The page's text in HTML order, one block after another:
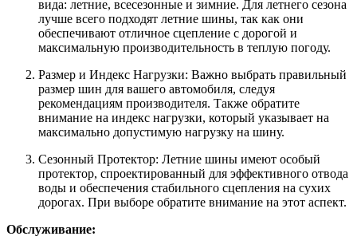
вида: летние, всесезонные и зимние. Для летнего сезона
лучше всего подходят летние шины, так как они
обеспечивают отличное сцепление с дорогой и
максимальную производительность в теплую погоду.
Размер и Индекс Нагрузки: Важно выбрать правильный
размер шин для вашего автомобиля, следуя
рекомендациям производителя. Также обратите
внимание на индекс нагрузки, который указывает на
максимально допустимую нагрузку на шину.
Сезонный Протектор: Летние шины имеют особый
протектор, спроектированный для эффективного отвода
воды и обеспечения стабильного сцепления на сухих
дорогах. При выборе обратите внимание на этот аспект.
Обслуживание: